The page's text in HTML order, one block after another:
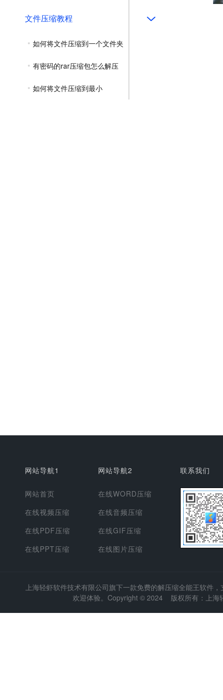
文件压缩教程
如何将文件压缩到一个文件夹
有密码的rar压缩包怎么解压
如何将文件压缩到最小
网站导航1
网站首页
在线视频压缩
在线PDF压缩
在线PPT压缩
网站导航2
在线WORD压缩
在线音频压缩
在线GIF压缩
在线图片压缩
联系我们
上海轻虾软件技术有限公司旗下一款免费的解压缩全能王软件
欢迎体验。Copyright © 2024 版权所有：上